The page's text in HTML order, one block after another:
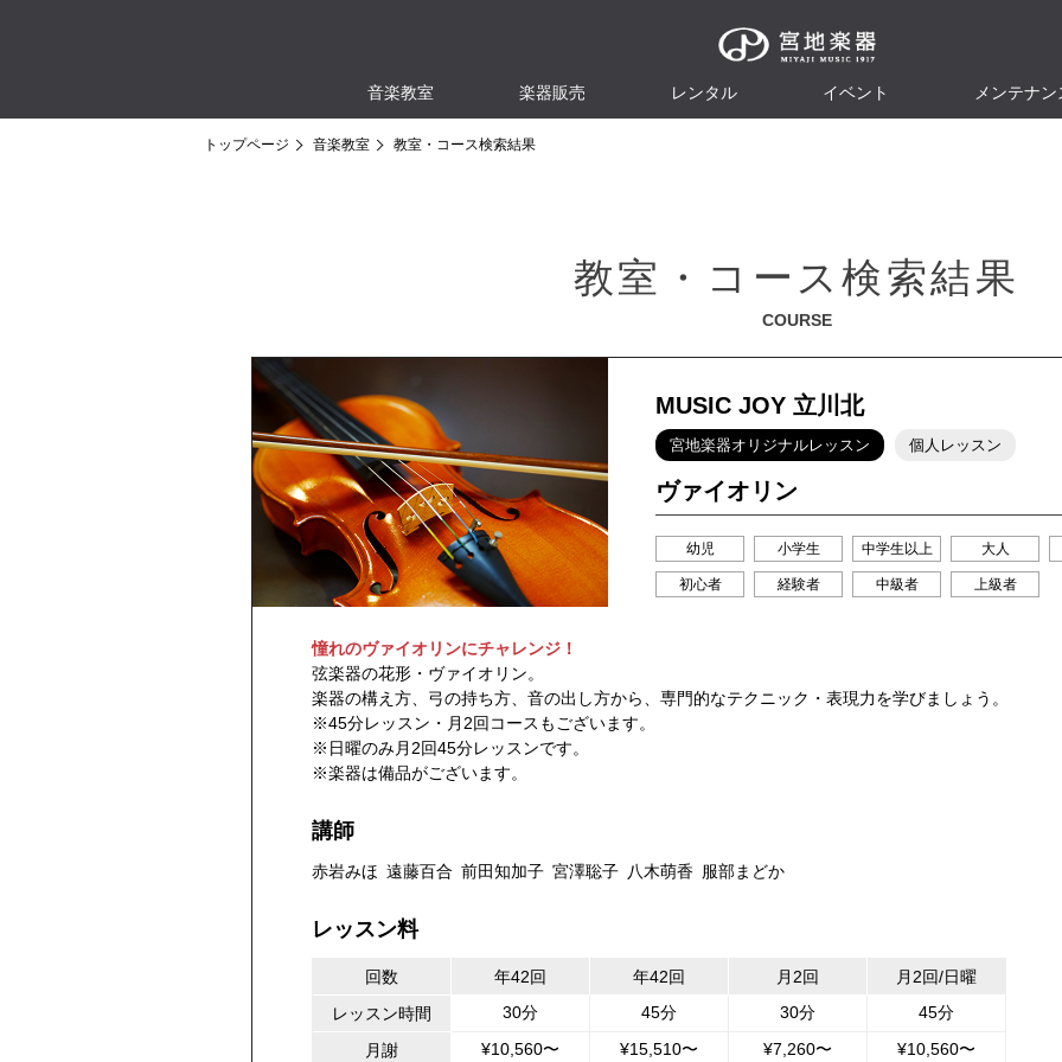
音楽教室 楽器販売 レンタル イベント メンテナン
トップページ 音楽教室 教室・コース検索結果
教室・コース検索結果
COURSE
MUSIC JOY 立川北
宮地楽器オリジナルレッスン 個人レッスン
ヴァイオリン
幼児 小学生 中学生以上 大人
初心者 経験者 中級者 上級者
憧れのヴァイオリンにチャレンジ！
弦楽器の花形・ヴァイオリン。
楽器の構え方、弓の持ち方、音の出し方から、専門的なテクニック・表現力を学びましょう。
※45分レッスン・月2回コースもございます。
※日曜のみ月2回45分レッスンです。
※楽器は備品がございます。
講師
赤岩みほ 遠藤百合 前田知加子 宮澤聡子 八木萌香 服部まどか
レッスン料
回数 年42回 年42回 月2回
月2回/日曜
レッスン時間
30分 45分 30分
45分
月謝
¥10,560〜 ¥15,510〜 ¥7,260〜 ¥10,560〜